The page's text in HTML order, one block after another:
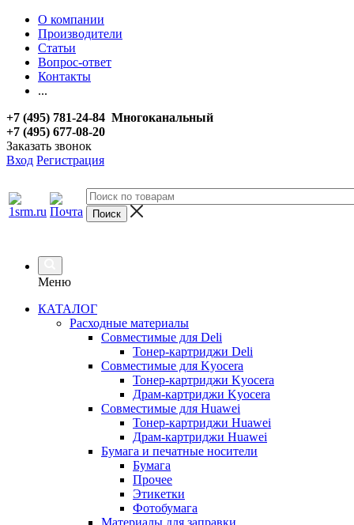
О компании
Производители
Статьи
Вопрос-ответ
Контакты
...
+7 (495) 781-24-84 Многоканальный
+7 (495) 677-08-20
Заказать звонок
Вход Регистрация
Меню
КАТАЛОГ
Расходные материалы
Совместимые для Deli
Тонер-картриджи Deli
Совместимые для Kyocera
Тонер-картриджи Kyocera
Драм-картриджи Kyocera
Совместимые для Huawei
Тонер-картриджи Huawei
Драм-картриджи Huawei
Бумага и печатные носители
Бумага
Прочее
Этикетки
Фотобумага
Материалы для заправки